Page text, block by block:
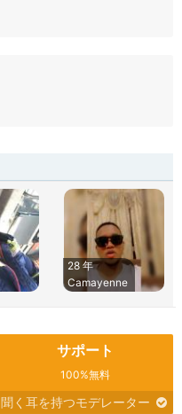
28 年
Camayenne
サポート
100%無料
聞く耳を持つモデレーター